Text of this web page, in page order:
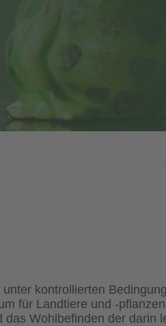
kontrollierten
für Landtiere und -
Wohlbefinden der darin